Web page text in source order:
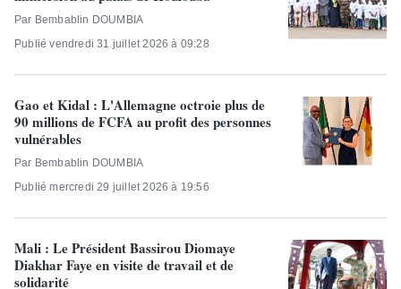
Par Bembablin DOUMBIA
Publié vendredi 31 juillet 2026 à 09:28
Gao et Kidal : L'Allemagne octroie plus de
90 millions de FCFA au profit des personnes
vulnérables
Par Bembablin DOUMBIA
Publié mercredi 29 juillet 2026 à 19:56
Mali : Le Président Bassirou Diomaye
Diakhar Faye en visite de travail et de
solidarité